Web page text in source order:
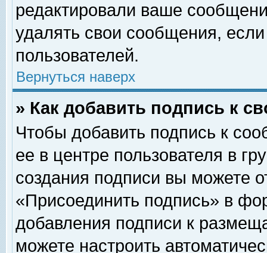
редактировали ваше
удалять свои сообщения,
пользователей.
Вернуться наверх
» Как добавить подпись к
Чтобы добавить подпись к
ее в центре пользователя в
создания подписи вы можете
«Присоединить подпись» в
добавления подписи к
можете настроить